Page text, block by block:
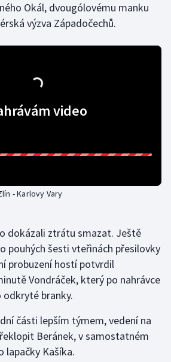
Okál, dvougólovému manku
výzva Západočechů.
video
- Karlovy Vary
dokázali ztrátu smazat. Ještě
pouhých šesti vteřinách přesilovky
probuzení hostí potvrdil
Vondráček, který po nahrávce
odkryté branky.
části lepším týmem, vedení na
Beránek, v samostatném
lapačky Kašíka.